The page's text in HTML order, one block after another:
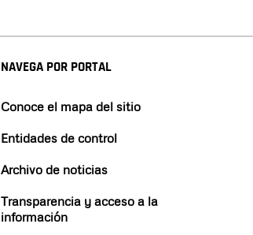
NAVEGA POR PORTAL
Conoce el mapa del sitio
Entidades de control
Archivo de noticias
Transparencia y acceso a la
información